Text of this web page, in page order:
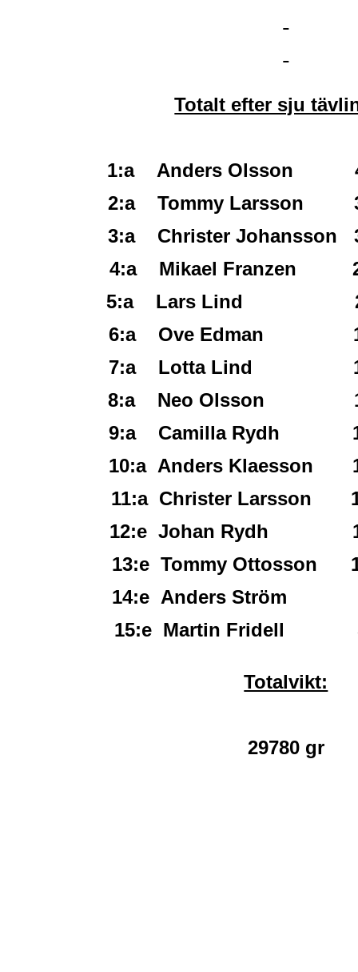
Totalt efter sju
1:a Anders Olsson
2:a Tommy Larsson
3:a Christer Johansson
4:a Mikael Franzen
5:a Lars Lind
6:a Ove Edman
7:a Lotta Lind
8:a Neo Olsson
9:a Camilla Rydh
10:a Anders Klaesson
11:a Christer Larsson
12:e Johan Rydh
13:e Tommy Ottosson
14:e Anders Ström
15:e Martin Fridell
Totalvikt:
29780 gr